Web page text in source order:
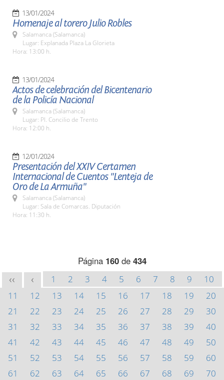
13/01/2024
Homenaje al torero Julio Robles
Salamanca (Salamanca)
Lugar: Explanada Plaza La Glorieta
Hora: 13:00 h.
13/01/2024
Actos de celebración del Bicentenario
de la Policía Nacional
Salamanca (Salamanca)
Lugar: Pl. Concilio de Trento
Hora: 12:00 h.
12/01/2024
Presentación del XXIV Certamen
Internacional de Cuentos "Lenteja de
Oro de La Armuña"
Salamanca (Salamanca)
Lugar: Sala de Comarcas. Diputación
Hora: 11:30 h.
Página 160de 434
<< < 1 2 3 4 5 6 7 8 9
10
11
12 13 14 15 16 17 18 19
20
21
22 23 24 25 26 27 28 29
30
31
32 33 34 35 36 37 38 39
40
41
42 43 44 45 46 47 48 49
50
51
52 53 54 55 56 57 58 59
60
61
62 63 64 65 66 67 68 69
70